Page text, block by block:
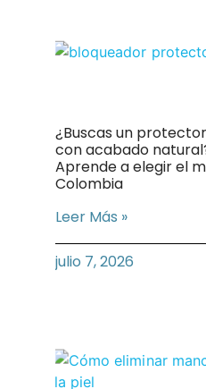
¿Buscas un
con acabado
Aprende a elegir el
Colombia
Leer Más »
julio 7, 2026